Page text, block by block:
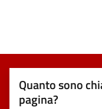
Quanto sono
pagina?